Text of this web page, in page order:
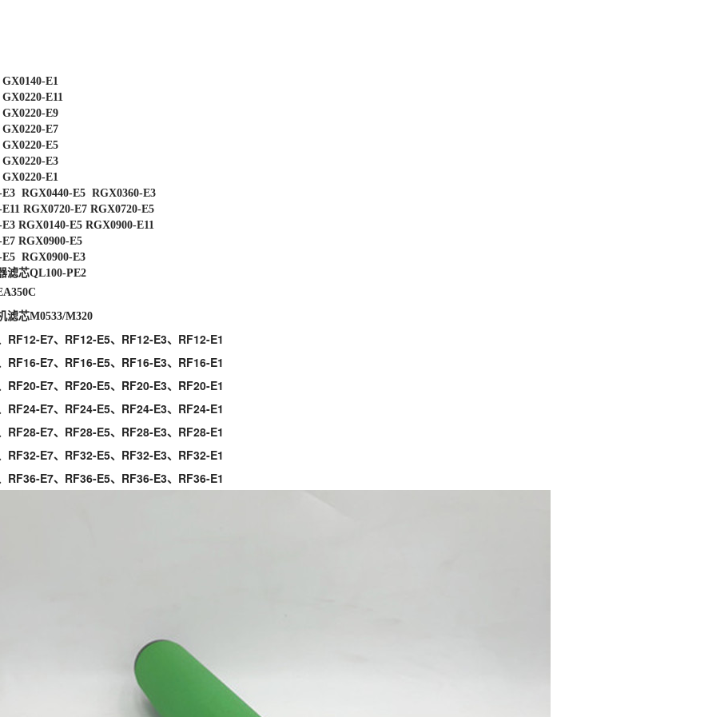
E1
E11
E9
E7
E5
E3
E1
E3 RGX0440-E5 RGX0360-E3
RGX0720-E7 RGX0720-E5
RGX0140-E5 RGX0900-E11
RGX0900-E5
E5 RGX0900-E3
滤芯QL100-PE2
滤芯M0533/M320
RF12-E7、RF12-E5、RF12-E3、RF12-E1
RF16-E7、RF16-E5、RF16-E3、RF16-E1
RF20-E7、RF20-E5、RF20-E3、RF20-E1
RF24-E7、RF24-E5、RF24-E3、RF24-E1
RF28-E7、RF28-E5、RF28-E3、RF28-E1
RF32-E7、RF32-E5、RF32-E3、RF32-E1
RF36-E7、RF36-E5、RF36-E3、RF36-E1